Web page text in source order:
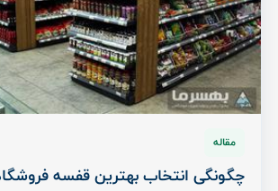
مقاله
چگونگی انتخاب بهترین قفسه